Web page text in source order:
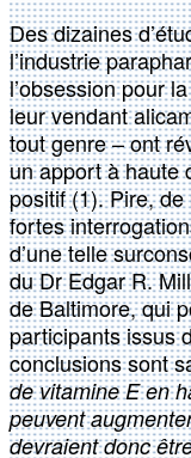
Des dizaines
l’industrie
l’obsession pour
leur vendant
tout genre – ont
un apport à haute
positif (1). Pire,
fortes
d’une telle
du Dr Edgar R.
de Baltimore, qui
participants issus
conclusions sont
de vitamine E en
peuvent
devraient donc